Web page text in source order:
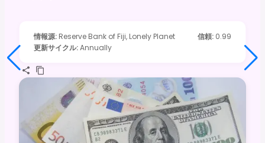
情報源: Reserve Bank of Fiji, Lonely Planet 信頼: 0.99
更新サイクル:Annually